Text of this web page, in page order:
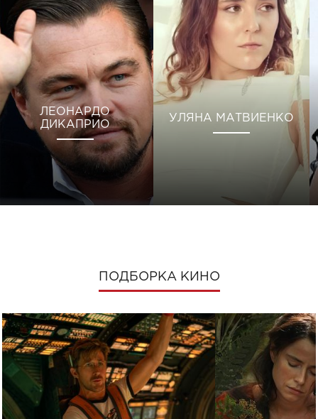
ЛЕОНАРДО
ДИКАПРИО
УЛЯНА МАТВИЕНКО
ПОДБОРКА КИНО